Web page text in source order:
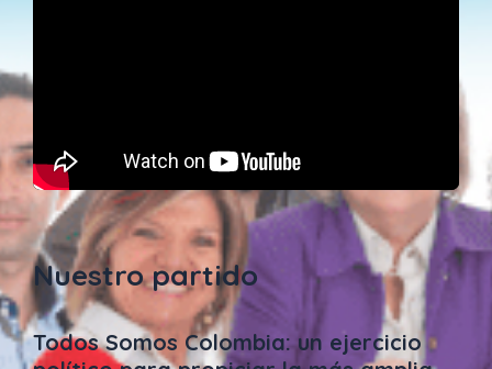
Nuestro partido
Todos Somos Colombia: un ejercicio